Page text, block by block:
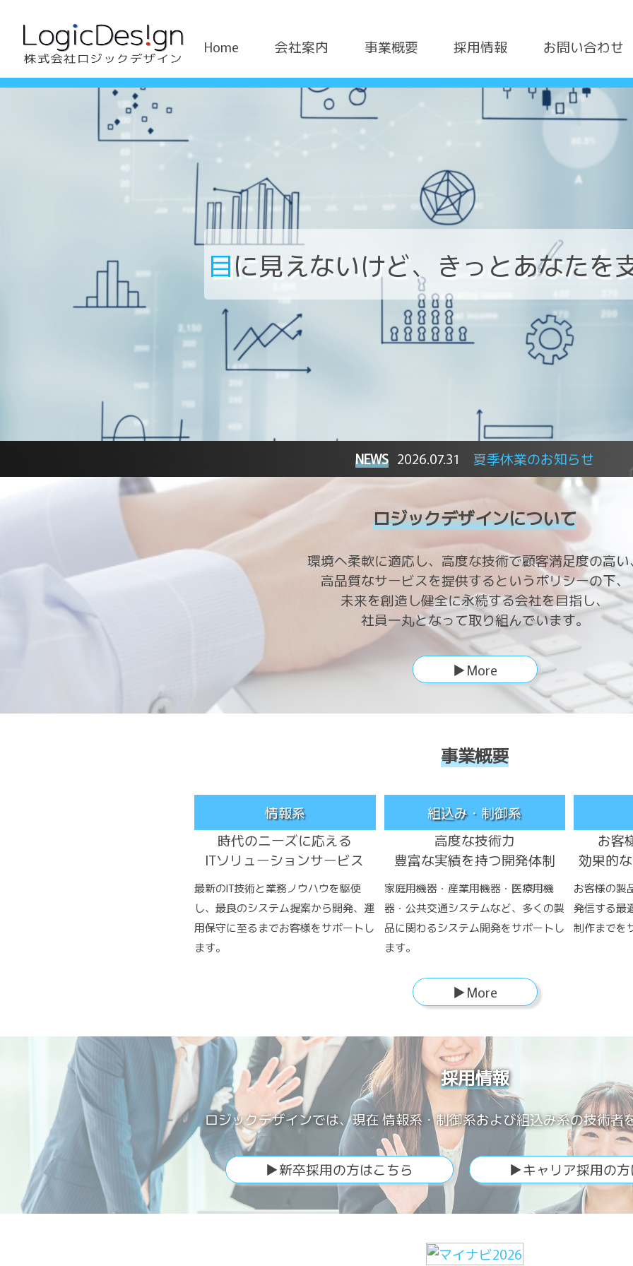
Home 会社案内 事業概要 採用情報 お問い合わせ
目に見えないけど、 きっとあなたを
NEWS 2026.07.31 夏季休業のお知らせ
ロジックデザインについて
環境へ柔軟に適応し、高度な技術で顧客満足度の高い
高品質なサービスを提供するというポリシーの下、
未来を創造し健全に永続する会社を目指し、
社員一丸となって取り組んでいます。
▶More
事業概要
情報系
時代のニーズに応える
ITソリューションサービス
最新のIT技術と業務ノウハウを駆使
し、最良のシステム提案から開発、運
用保守に至るまでお客様をサポートし
ます。
組込み・制御系
高度な技術力
豊富な実績を持つ開発体制
家庭用機器・産業用機器・医療用機
器・公共交通システムなど、多くの製
品に関わるシステム開発をサポートし
ます。
お客
効果的
お客様の製
発信する最
制作までを
▶More
採用情報
ロジックデザインでは、現在 情報系・制御系および組込み系の技術者
▶新卒採用の方はこちら ▶キャリア採用の